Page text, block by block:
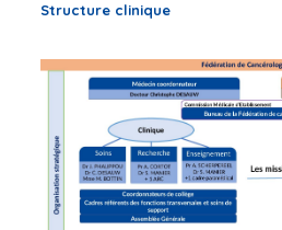
Structure clinique